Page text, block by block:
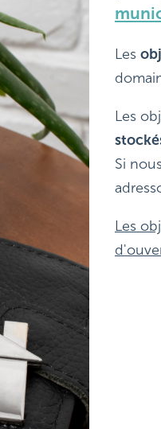
Les
Les
Si
Les